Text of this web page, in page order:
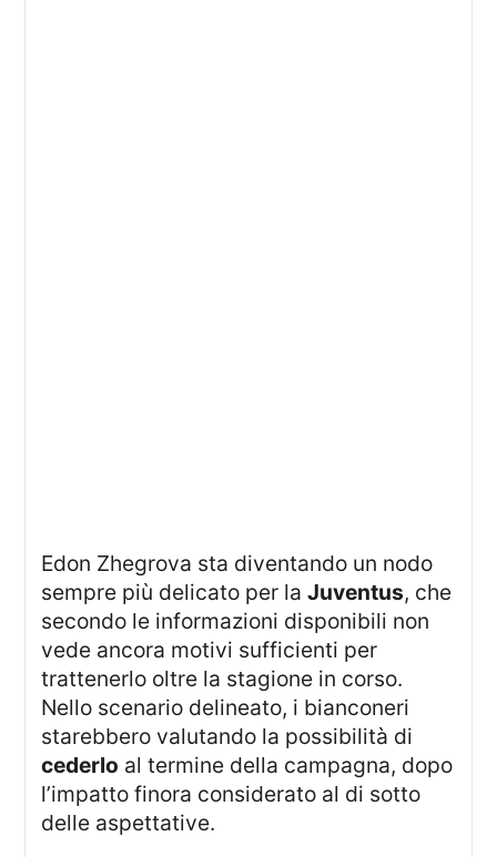
Edon Zhegrova sta diventando un nodo
sempre più delicato per laJuventus, che
secondo le informazioni disponibili non
vede ancora motivi sufficienti per
trattenerlo oltre la stagione in corso.
Nello scenario delineato, i bianconeri
starebbero valutando la possibilità di
cederlo al termine della campagna, dopo
l’impatto finora considerato al di sotto
delle aspettative.